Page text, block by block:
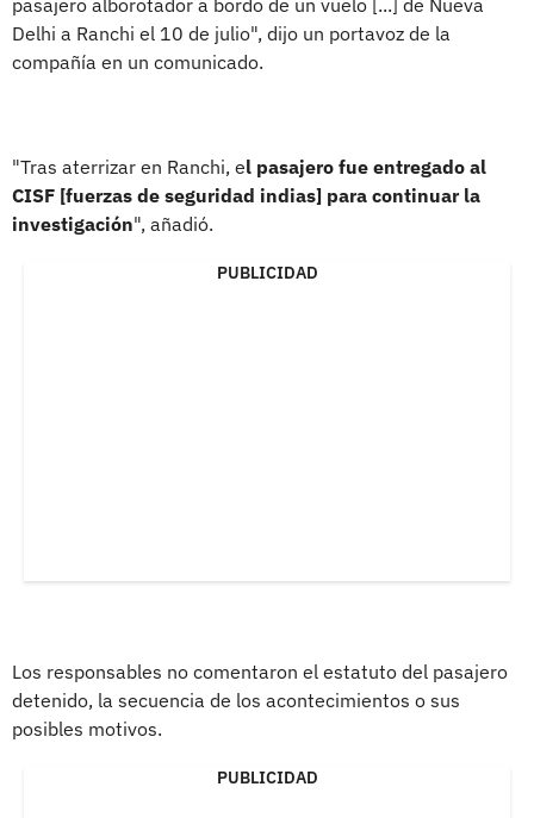
Delhi a Ranchi el 10 de julio", dijo un portavoz de la
compañía en un comunicado.
"Tras aterrizar en Ranchi, el pasajero fue entregado al
CISF [fuerzas de seguridad indias] para continuar la
investigación", añadió.
PUBLICIDAD
Los responsables no comentaron el estatuto del pasajero
detenido, la secuencia de los acontecimientos o sus
posibles motivos.
PUBLICIDAD